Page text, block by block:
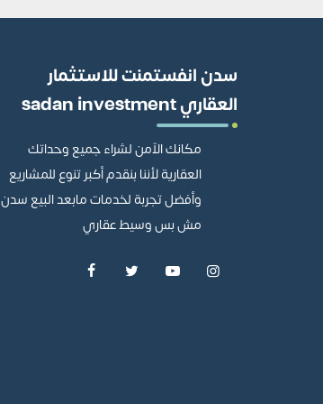
سدن انفستمنت للاستثمار
العقاري sadan investment
مكانك الآمن لشراء جميع وحداتك
العقارية لأننا بنقدم أكبر تنوع للمشاريع
وأفضل تجربة لخدمات مابعد البيع سدن
مش بس وسيط عقاري